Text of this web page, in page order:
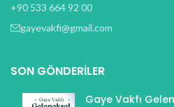
+90 533 664 92 00
gayevakfi@gmail.com
SON GÖNDERILER
Gaye Vakfı